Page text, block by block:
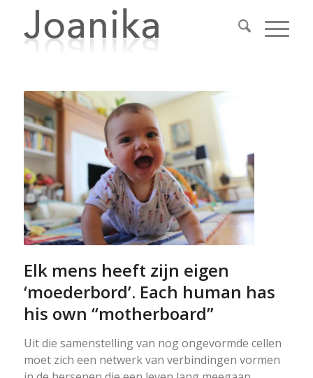
Elk mens heeft zijn eigen
‘moederbord’. Each human has
his own “motherboard”
Uit die samenstelling van nog ongevormde cellen
moet zich een netwerk van verbindingen vormen